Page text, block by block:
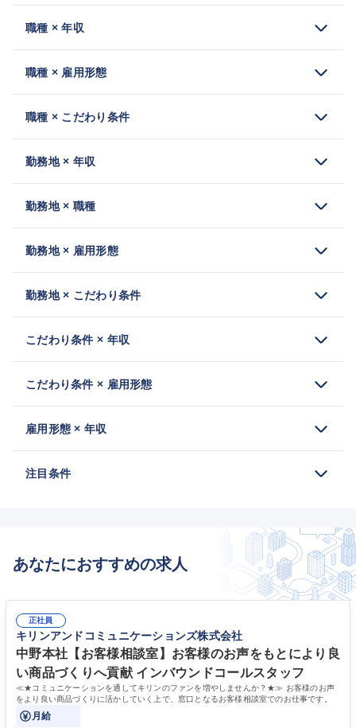
職種 × 年収
職種 × 雇用形態
職種 × こだわり条件
勤務地 × 年収
勤務地 × 職種
勤務地 × 雇用形態
勤務地 × こだわり条件
こだわり条件 × 年収
こだわり条件 × 雇用形態
雇用形態 × 年収
注目条件
あなたにおすすめの求人
正社員
キリンアンドコミュニケーションズ株式会社
中野本社【お客様相談室】お客様のお声をもとにより良
い商品づくりへ貢献 インバウンドコールスタッフ
≪★コミュニケーションを通してキリンのファンを増やしませんか？★≫ お客様のお声
をより良い商品づくりに活かしていく上で、窓口となるお客様相談室でのお仕事です。
月給